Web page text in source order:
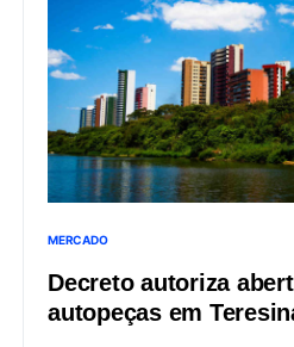
MERCADO
Decreto autoriza
autopeças em